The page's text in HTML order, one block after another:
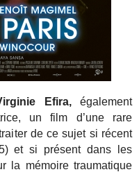
Efira,également
un film d’une rare
de ce sujet si récent
et si présent dans les
la mémoire traumatique